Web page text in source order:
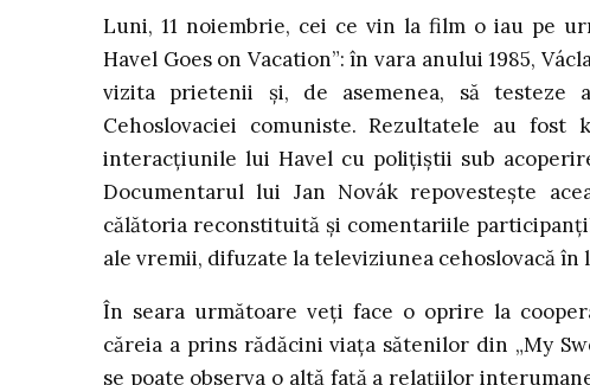
Luni, 11 noiembrie, cei ce vin la film o iau pe
Havel Goes on Vacation”: în vara anului 1985,
vizita prietenii și, de asemenea, să testeze
Cehoslovaciei comuniste. Rezultatele au
interacțiunile lui Havel cu polițiștii sub
Documentarul lui Jan Novák repovestește
călătoria reconstituită și comentariile
ale vremii, difuzate la televiziunea cehoslovacă în
În seara următoare veți face o oprire la
căreia a prins rădăcini viața sătenilor din „My
se poate observa o altă față a relațiilor